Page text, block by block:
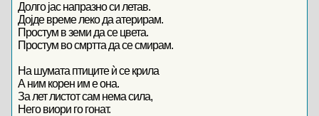
Долго јас напразно си летав.
Дојде време леко да атерирам.
Простум в земи да се цвета.
Простум во смртта да се смирам.
На шумата птиците ѝ се крила
А ним корен им е она.
За лет листот сам нема сила,
Него виори го гонат.